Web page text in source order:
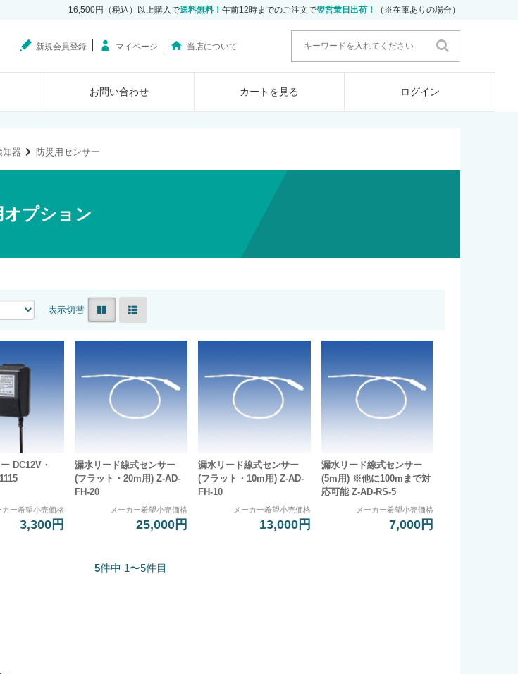
16,500円（税込）以上購入で送料無料！ 午前12時までのご注文で翌営業日出荷！ （※在庫ありの場合）
新規会員登録 マイページ 当店について
お問い合わせ カートを見る ログイン
知器 防災用センサー
プション
表示切替
DC12V・
カー希望小売価格
3,300円
漏水リード線式センサー
(フラット・20m用) Z-AD-
FH-20
メーカー希望小売価格
25,000円
漏水リード線式センサー
(フラット・10m用) Z-AD-
FH-10
メーカー希望小売価格
13,000円
漏水リード線式センサー
(5m用) ※他に100mまで対
応可能 Z-AD-RS-5
メーカー希望小売価格
7,000円
5件中 1〜5件目